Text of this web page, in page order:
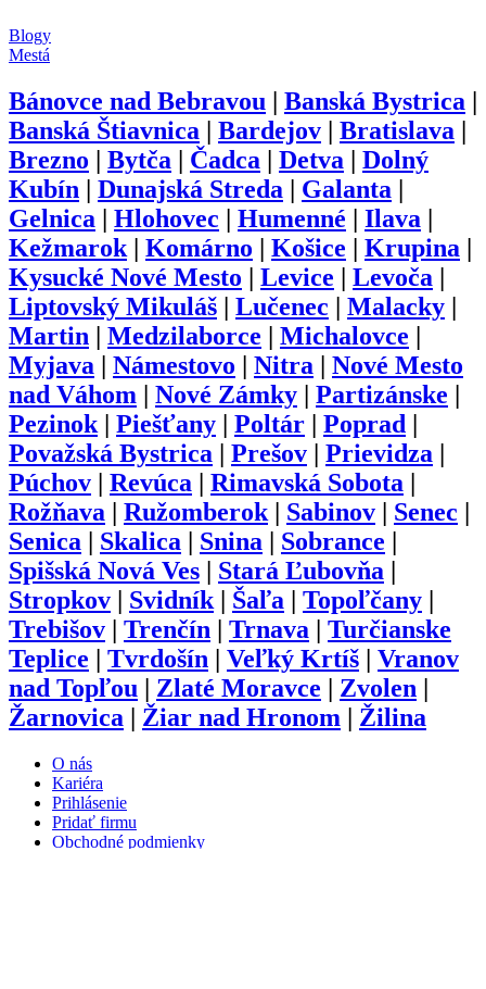
Blogy
Mestá
Bánovce nad Bebravou | Banská Bystrica |
Banská Štiavnica | Bardejov | Bratislava |
Brezno | Bytča | Čadca | Detva | Dolný
Kubín | Dunajská Streda | Galanta |
Gelnica | Hlohovec | Humenné | Ilava |
Kežmarok | Komárno | Košice | Krupina |
Kysucké Nové Mesto | Levice | Levoča |
Liptovský Mikuláš | Lučenec | Malacky |
Martin | Medzilaborce | Michalovce |
Myjava | Námestovo | Nitra | Nové Mesto
nad Váhom | Nové Zámky | Partizánske |
Pezinok | Piešťany | Poltár | Poprad |
Považská Bystrica | Prešov | Prievidza |
Púchov | Revúca | Rimavská Sobota |
Rožňava | Ružomberok | Sabinov | Senec |
Senica | Skalica | Snina | Sobrance |
Spišská Nová Ves | Stará Ľubovňa |
Stropkov | Svidník | Šaľa | Topoľčany |
Trebišov | Trenčín | Trnava | Turčianske
Teplice | Tvrdošín | Veľký Krtíš | Vranov
nad Topľou | Zlaté Moravce | Zvolen |
Žarnovica | Žiar nad Hronom | Žilina
O nás
Kariéra
Prihlásenie
Pridať firmu
Obchodné podmienky